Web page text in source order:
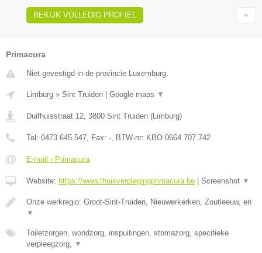
BEKIJK VOLLEDIG PROFIEL
Primacura
Niet gevestigd in de provincie Luxemburg.
Limburg » Sint Truiden | Google maps ▼
Duifhuisstraat 12 3800 Sint Truiden (Limburg)
Tel: 0473 645 547 , Fax: - , BTW-nr: KBO 0664.707.742
E-mail › Primacura
Website: https://www.thuisverplegingprimacura.be | Screenshot ▼
Onze werkregio: Groot-Sint-Truiden, Nieuwerkerken, Zoutleeuw, en
▼
Toiletzorgen, wondzorg, inspuitingen, stomazorg, specifieke
verpleegzorg,
▼